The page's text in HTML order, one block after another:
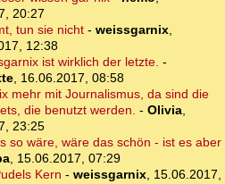
20:27
tun sie nicht- weissgarnix,
12:38
ist wirklich der letzte. -
, 16.06.2017, 08:58
mehr mit Journalismus, da sind die
die benutzt werden. - Olivia,
23:25
so wäre, wäre das schön - ist es aber
, 15.06.2017, 07:29
Kern - weissgarnix, 15.06.2017,